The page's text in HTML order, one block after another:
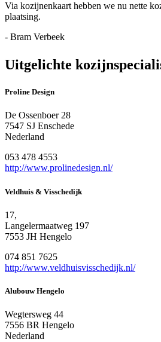
Via kozijnenkaart hebben we nu nette
plaatsing.
- Bram Verbeek
Uitgelichte
Proline Design
De Ossenboer 28
7547 SJ Enschede
Nederland
053 478 4553
http://www.prolinedesign.nl/
Veldhuis & Visschedijk
17,
Langelermaatweg 197
7553 JH Hengelo
074 851 7625
http://www.veldhuisvisschedijk.nl/
Alubouw Hengelo
Wegtersweg 44
7556 BR Hengelo
Nederland